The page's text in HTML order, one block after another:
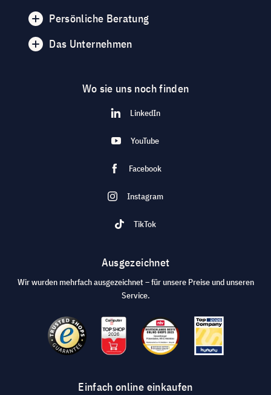
Persönliche Beratung
Das Unternehmen
Wo sie uns noch finden
LinkedIn
YouTube
Facebook
Instagram
TikTok
Ausgezeichnet
Wir wurden mehrfach ausgezeichnet – für unsere Preise und unseren
Service.
Einfach online einkaufen